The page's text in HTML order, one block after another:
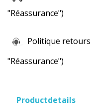
"Réassurance")
Politique
"Réassurance")
Productdetails